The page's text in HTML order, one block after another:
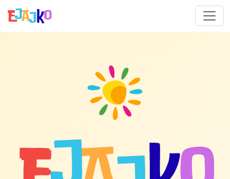
ejajko – Bezpečná umělá